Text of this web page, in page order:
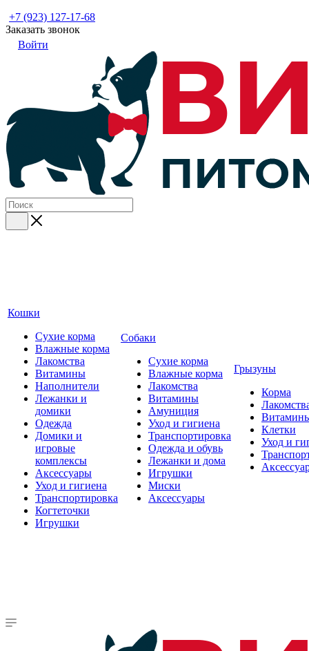
+7 (923) 127-17-68
Заказать звонок
Войти
Кошки
Сухие корма
Влажные корма
Лакомства
Витамины
Наполнители
Лежанки и
домики
Одежда
Домики и
игровые
комплексы
Аксессуары
Уход и гигиена
Транспортировка
Когтеточки
Игрушки
Собаки
Сухие корма
Влажные корма
Лакомства
Витамины
Амуниция
Уход и гигиена
Транспортировка
Одежда и обувь
Лежанки и дома
Игрушки
Миски
Аксессуары
Грызуны
Корма
Клетки
Уход и